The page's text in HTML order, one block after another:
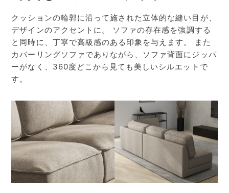
クッションの輪郭に沿って施された立体的な縫い目が、
デザインのアクセントに。
ソファの存在感を強調する
と同時に、丁寧で高級感のある印象を与えます。
また
カバーリングソファでありながら、ソファ背面にジッパ
ーがなく、360度どこから見ても美しいシルエットで
す。